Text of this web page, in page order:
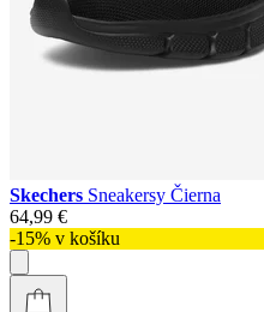
Skechers Sneakersy Čierna
64,99 €
-15% v košíku